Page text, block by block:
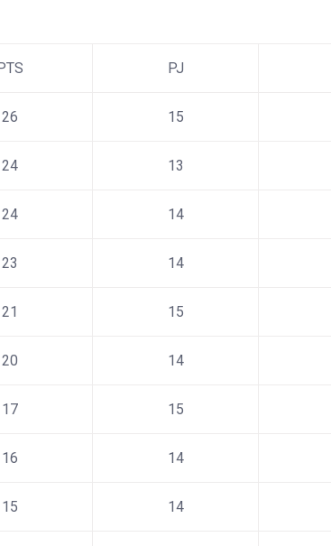
PTS PJ
26 15
24 13
24 14
23 14
21 15
20 14
17 15
16 14
15 14